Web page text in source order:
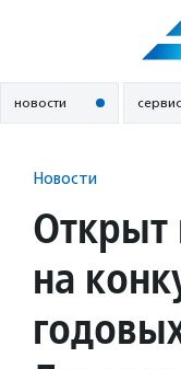
новости
Новости
Открыт
на